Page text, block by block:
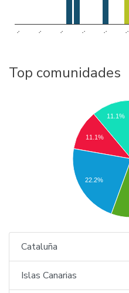
.. .. .. .. .. ..
Top comunidades
11.1%
11.1%
22.2%
Cataluña
Islas Canarias